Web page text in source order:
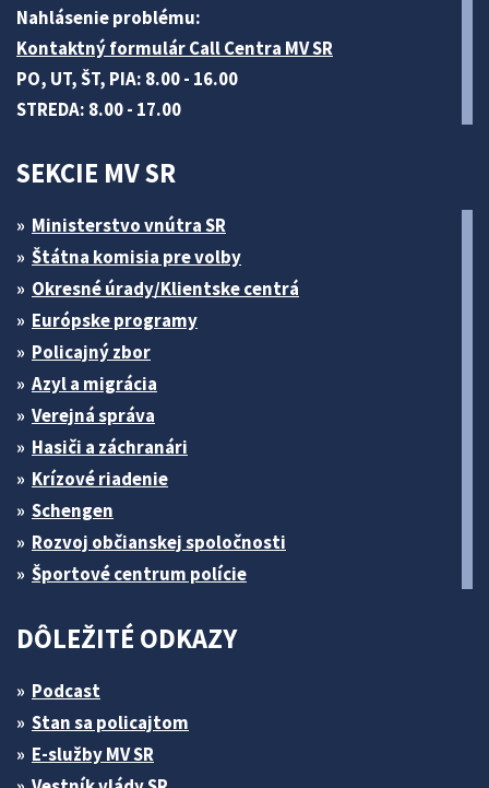
Nahlásenie problému:
Kontaktný formulár Call Centra MV SR
PO, UT, ŠT, PIA: 8.00 - 16.00
STREDA: 8.00 - 17.00
SEKCIE MV SR
Ministerstvo vnútra SR
Štátna komisia pre volby
Okresné úrady/Klientske centrá
Európske programy
Policajný zbor
Azyl a migrácia
Verejná správa
Hasiči a záchranári
Krízové riadenie
Schengen
Rozvoj občianskej spoločnosti
Športové centrum polície
DÔLEŽITÉ ODKAZY
Podcast
Stan sa policajtom
E-služby MV SR